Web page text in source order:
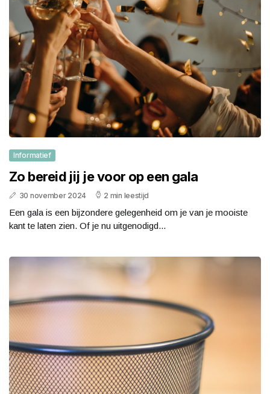
Informatief
Zo bereid jij je voor op een gala
30 november 2024 2 min leestijd
Een gala is een bijzondere gelegenheid om je van je mooiste
kant te laten zien. Of je nu uitgenodigd...